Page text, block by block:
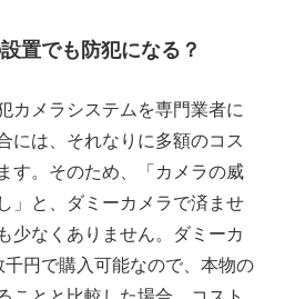
置でも防犯になる？
カメラシステムを専門業者に
には、それなりに多額のコス
す。そのため、「カメラの威
」と、ダミーカメラで済ませ
少なくありません。ダミーカ
円で購入可能なので、本物の